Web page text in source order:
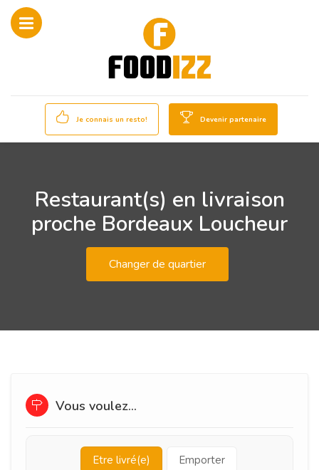
Je connais un resto! Devenir partenaire
Restaurant(s) en livraison
proche Bordeaux Loucheur
Changer de quartier
Vous voulez...
Etre livré(e) Emporter